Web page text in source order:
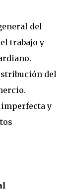
del
trabajo y
del
imperfecta y